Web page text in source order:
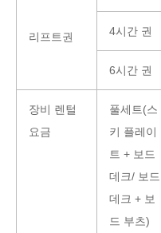
리프트권 4시간 권
6시간 권
장비 렌털
요금
풀세트(스
키 플레이
트 + 보드
데크/ 보드
데크 + 보
드 부츠)